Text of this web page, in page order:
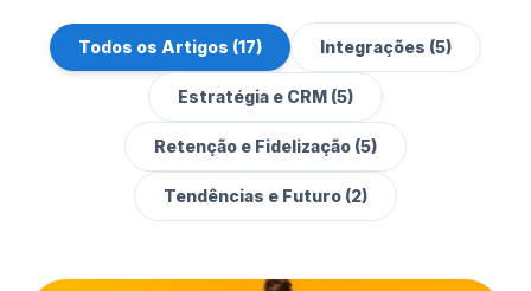
Todos os Artigos (17) Integrações (5)
Estratégia e CRM (5)
Retenção e Fidelização (5)
Tendências e Futuro (2)